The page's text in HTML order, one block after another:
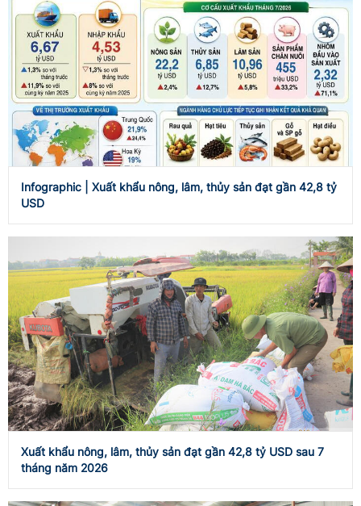
Infographic | Xuất khẩu nông, lâm, thủy sản đạt gần 42,8 tỷ
USD
Xuất khẩu nông, lâm, thủy sản đạt gần 42,8 tỷ USD sau 7
tháng năm 2026